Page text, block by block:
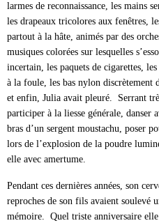
larmes de reconnaissance, les mains
les drapeaux tricolores aux fenêtres,
partout à la hâte, animés par des
musiques colorées sur lesquelles
incertain, les paquets de cigarettes,
à la foule, les bas nylon discrètement
et enfin, Julia avait pleuré. Serrant
participer à la liesse générale, danser
bras d’un sergent moustachu, poser
lors de l’explosion de la poudre
elle avec amertume.
Pendant ces dernières années, son
reproches de son fils avaient soulevé
mémoire. Quel triste anniversaire